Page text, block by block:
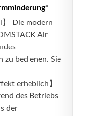
】 Die modern
Air
zu bedienen. Sie
erheblich】
des Betriebs
der